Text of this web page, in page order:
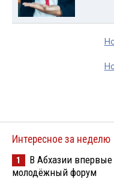
Интересное за неделю
1
В Абхазии
молодёжный форум